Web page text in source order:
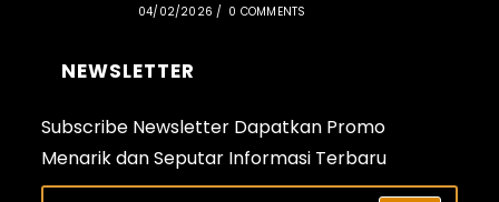
04/02/2026 / 0 COMMENTS
NEWSLETTER
Subscribe Newsletter Dapatkan Promo
Menarik dan Seputar Informasi Terbaru